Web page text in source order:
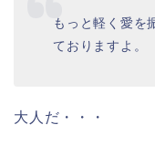
もっと軽く愛を
ておりますよ。
大人だ・・・